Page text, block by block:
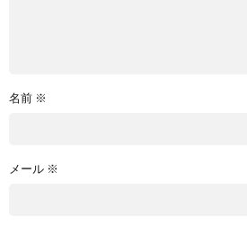
名前 ※
メール ※